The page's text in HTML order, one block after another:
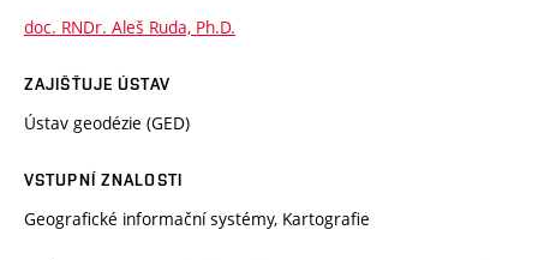
doc. RNDr. Aleš Ruda, Ph.D.
ZAJIŠŤUJE ÚSTAV
Ústav geodézie (GED)
VSTUPNÍ ZNALOSTI
Geografické informační systémy, Kartografie